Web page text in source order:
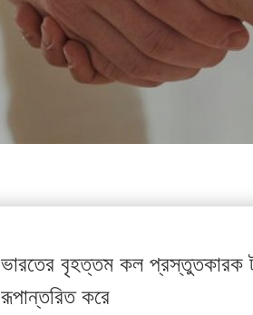
ভারতের বৃহত্তম কল প্রস্তুতকারক
রূপান্তরিত করে